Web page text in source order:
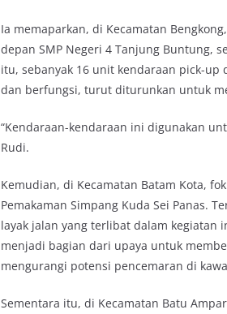
Ia memaparkan, di Kecamatan
depan SMP Negeri 4 Tanjung Buntung,
itu, sebanyak 16 unit kendaraan pick-up
dan berfungsi, turut diturunkan untuk
“Kendaraan-kendaraan ini digunakan
Rudi.
Kemudian, di Kecamatan Batam Kota,
Pemakaman Simpang Kuda Sei Panas.
layak jalan yang terlibat dalam kegiatan
menjadi bagian dari upaya untuk
mengurangi potensi pencemaran di
Sementara itu, di Kecamatan Batu